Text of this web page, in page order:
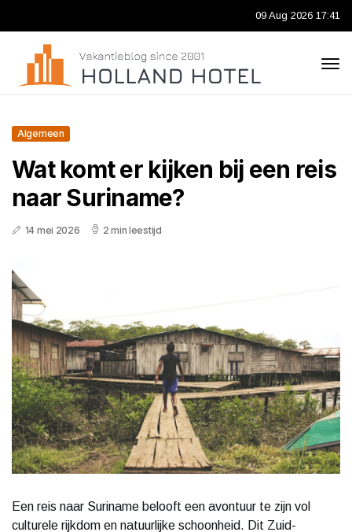
09 Aug 2026 17:41
Algemeen
Wat komt er kijken bij een reis
naar Suriname?
14 mei 2026 2 min leestijd
Een reis naar Suriname belooft een avontuur te zijn vol
culturele rijkdom en natuurlijke schoonheid. Dit Zuid-